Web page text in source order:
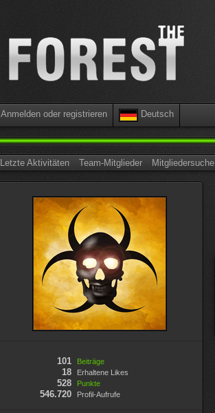
Anmelden oder registrieren Deutsch
Letzte Aktivitäten Team-Mitglieder Mitgliedersuche
Beiträge
101
Erhaltene Likes
18
Punkte
528
Profil-Aufrufe
546.720